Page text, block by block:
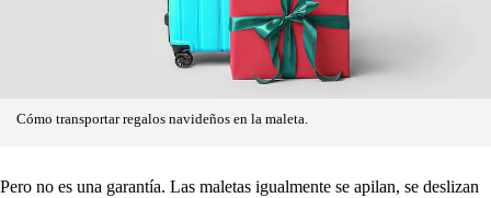
Cómo transportar regalos navideños en la maleta.
Pero no es una garantía. Las maletas igualmente se apilan, se deslizan